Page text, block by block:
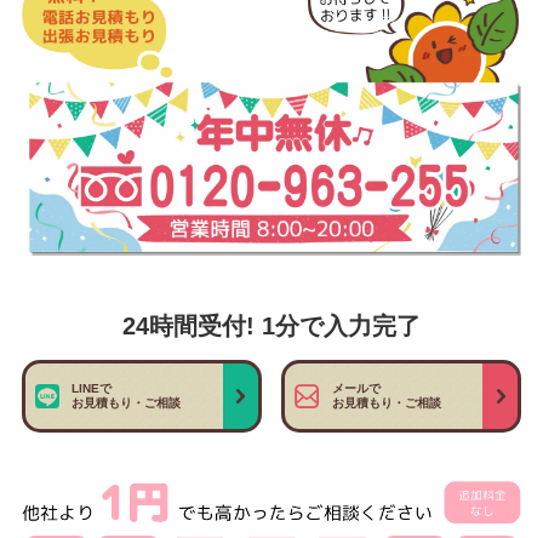
24時間受付! 1分で入力完了
LINEで
お見積もり・ご相談
メールで
お見積もり・ご相談